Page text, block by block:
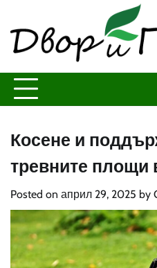
content
Косене и
тревните площи
Posted on април 29, 2025 by